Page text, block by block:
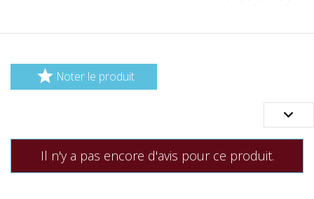
 Noter le produit

Il n'y a pas encore d'avis pour ce produit.